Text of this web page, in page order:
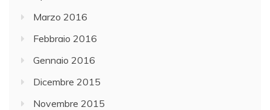
Marzo 2016
Febbraio 2016
Gennaio 2016
Dicembre 2015
Novembre 2015